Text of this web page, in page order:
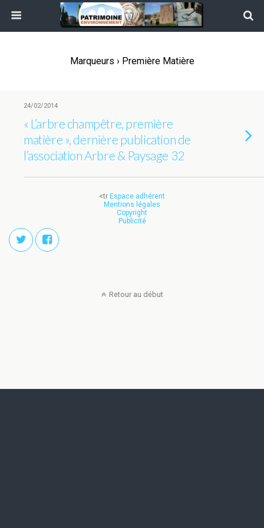
Marqueurs › Première Matière
24/02/2014
« L’arbre champêtre, première
matière », dernière publication de
l’association Arbre & Paysage 32
<tr Espace adhérent
Mentions légales
Copyright
Publicité
Retour au début